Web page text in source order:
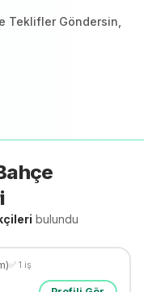
Teklifler Göndersin,
bulundu
✅ 1 iş